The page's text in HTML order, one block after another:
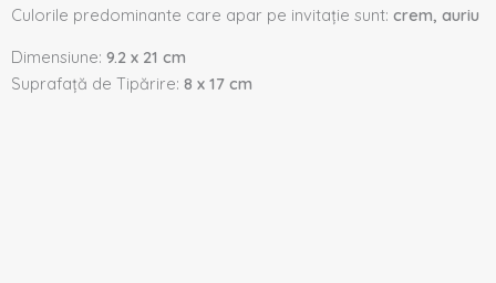
Culorile predominante care apar pe invitație sunt: crem, auriu
Dimensiune: 9.2 x 21 cm
Suprafață de Tipărire: 8 x 17 cm